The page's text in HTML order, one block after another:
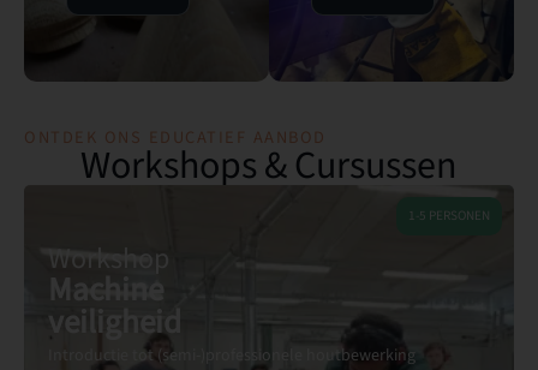
ONTDEK ONS EDUCATIEF AANBOD
Workshops & Cursussen
Workshop
Machine
veiligheid
Introductie tot (semi-)professionele houtbewerking
1-5 PERSONEN